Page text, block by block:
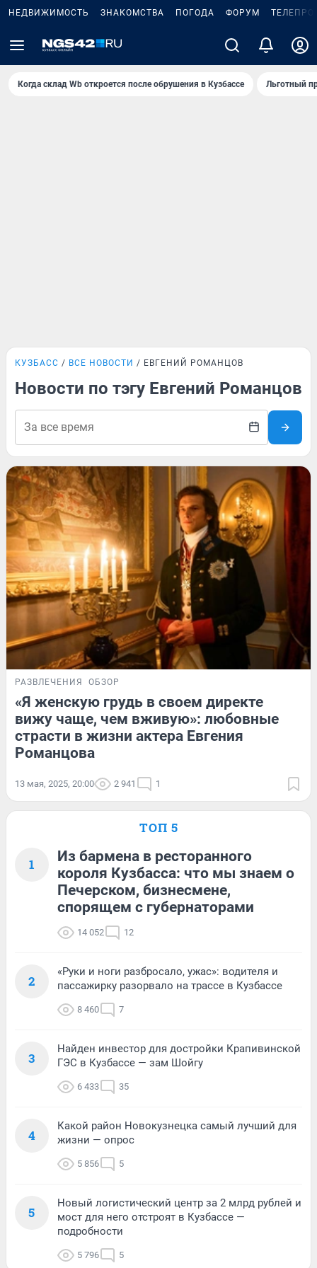
НЕДВИЖИМОСТЬ ЗНАКОМСТВА ПОГОДА ФОРУМ
Когда склад Wb откроется после обрушения в Кузбассе Льготный
КУЗБАСС ВСЕ НОВОСТИ ЕВГЕНИЙ РОМАНЦОВ
Новости по тэгу Евгений Романцов
РАЗВЛЕЧЕНИЯ ОБЗОР
«Я женскую грудь в своем директе
вижу чаще, чем вживую»: любовные
страсти в жизни актера Евгения
Романцова
13 мая, 2025, 20:00 2 941 1
ТОП 5
1
Из бармена в ресторанного
короля Кузбасса: что мы знаем о
Печерском, бизнесмене,
спорящем с губернаторами
14 052 12
2
«Руки и ноги разбросало, ужас»: водителя и
пассажирку разорвало на трассе в Кузбассе
8 460 7
3
Найден инвестор для достройки Крапивинской
ГЭС в Кузбассе — зам Шойгу
6 433 35
4
Какой район Новокузнецка самый лучший для
жизни — опрос
5 856 5
5
Новый логистический центр за 2 млрд рублей и
мост для него отстроят в Кузбассе —
подробности
5 796 5